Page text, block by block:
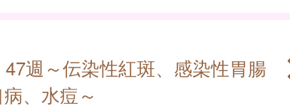
週～伝染性紅斑、感染性胃腸
、水痘～